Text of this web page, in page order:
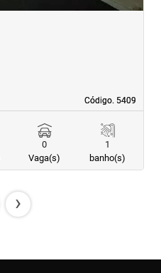
Código. 5409
Código. 5409
0
Vaga(s)
1
banho(s)
›